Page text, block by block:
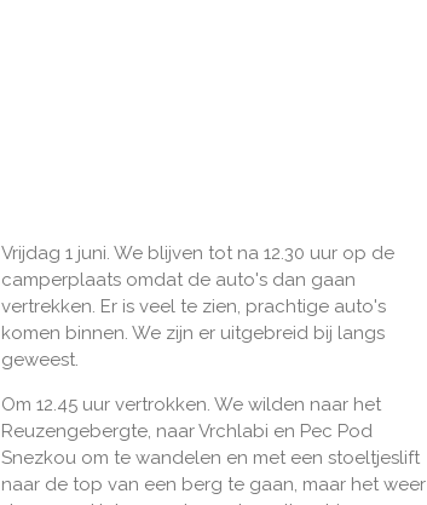
Vrijdag 1 juni. We blijven tot na 12.30 uur op de
camperplaats omdat de auto's dan gaan
vertrekken. Er is veel te zien, prachtige auto's
komen binnen. We zijn er uitgebreid bij langs
geweest.
Om 12.45 uur vertrokken. We wilden naar het
Reuzengebergte, naar Vrchlabi en Pec Pod
Snezkou om te wandelen en met een stoeltjeslift
naar de top van een berg te gaan, maar het weer